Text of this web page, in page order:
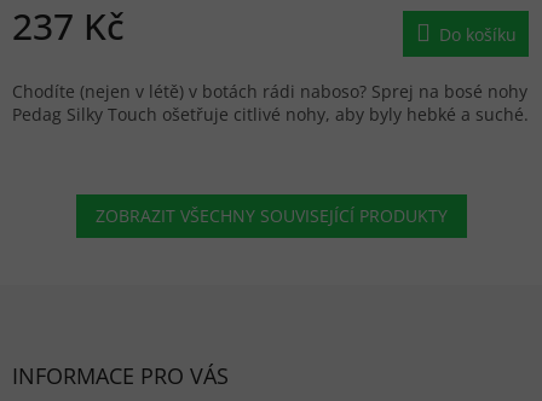
237 Kč Do košíku
Chodíte (nejen v létě) v botách rádi naboso? Sprej na bosé nohy
Pedag Silky Touch ošetřuje citlivé nohy, aby byly hebké a suché.
ZOBRAZIT VŠECHNY SOUVISEJÍCÍ PRODUKTY
INFORMACE PRO VÁS